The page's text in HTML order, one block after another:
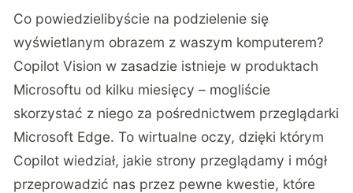
Co powiedzielibyście na podzielenie się
wyświetlanym obrazem z waszym komputerem?
Copilot Vision w zasadzie istnieje w produktach
Microsoftu od kilku miesięcy – mogliście
skorzystać z niego za pośrednictwem przeglądarki
Microsoft Edge. To wirtualne oczy, dzięki którym
Copilot wiedział, jakie strony przeglądamy i mógł
przeprowadzić nas przez pewne kwestie, które